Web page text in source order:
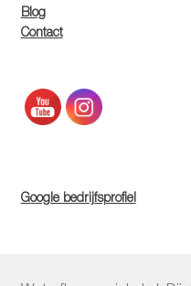
Blog
Contact
Google bedrijfsprofiel